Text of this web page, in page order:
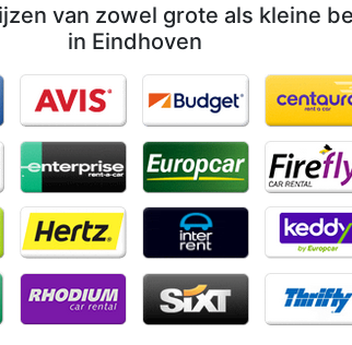
van zowel grote als kleine
in Eindhoven